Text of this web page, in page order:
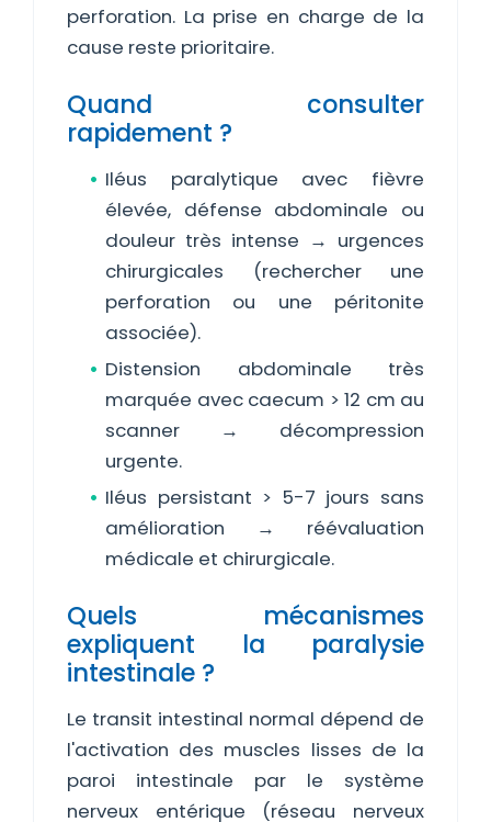
perforation. La prise en charge de la
cause reste prioritaire.
Quand consulter
rapidement ?
Iléus paralytique avec fièvre
élevée, défense abdominale ou
douleur très intense → urgences
chirurgicales (rechercher une
perforation ou une péritonite
associée).
Distension abdominale très
marquée avec caecum > 12 cm au
scanner → décompression
urgente.
Iléus persistant > 5-7 jours sans
amélioration → réévaluation
médicale et chirurgicale.
Quels mécanismes
expliquent la paralysie
intestinale ?
Le transit intestinal normal dépend de
l'activation des muscles lisses de la
paroi intestinale par le système
nerveux entérique (réseau nerveux